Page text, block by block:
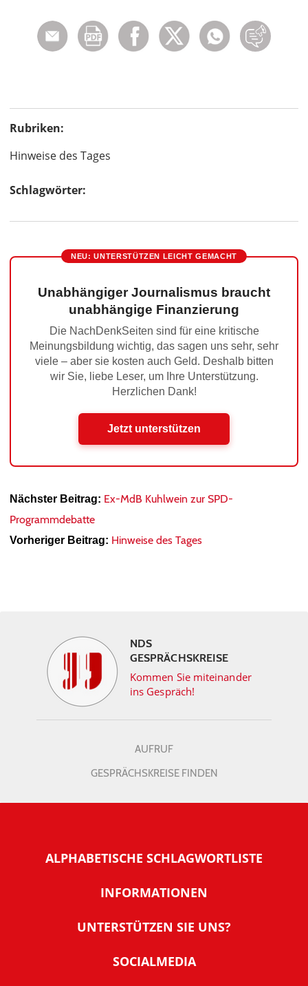
Rubriken:
Hinweise des Tages
Schlagwörter:
NEU: UNTERSTÜTZEN LEICHT GEMACHT
Unabhängiger Journalismus braucht
unabhängige Finanzierung
Die NachDenkSeiten sind für eine kritische
Meinungsbildung wichtig, das sagen uns sehr, sehr
viele – aber sie kosten auch Geld. Deshalb bitten
wir Sie, liebe Leser, um Ihre Unterstützung.
Herzlichen Dank!
Jetzt unterstützen
Nächster Beitrag: Ex-MdB Kuhlwein zur SPD-
Programmdebatte
Vorheriger Beitrag: Hinweise des Tages
NDS
GESPRÄCHSKREISE
Kommen Sie miteinander
ins Gespräch!
AUFRUF
GESPRÄCHSKREISE FINDEN
ALPHABETISCHE SCHLAGWORTLISTE
INFORMATIONEN
Warum NachDenkSeiten
Tipps zur Nutzung der NachDenkSeiten
UNTERSTÜTZEN SIE UNS?
SOCIALMEDIA